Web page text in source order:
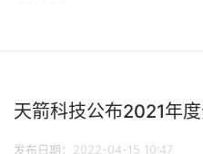
天箭科技公布2021年
发布日期：2022-04-15 10:47